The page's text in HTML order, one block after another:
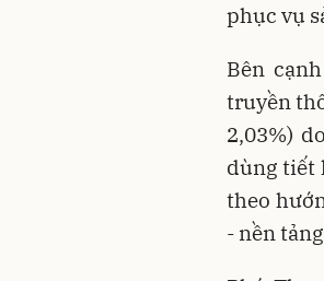
phục vụ
Bên
truyền
2,03%)
dùng tiết
theo
- nền